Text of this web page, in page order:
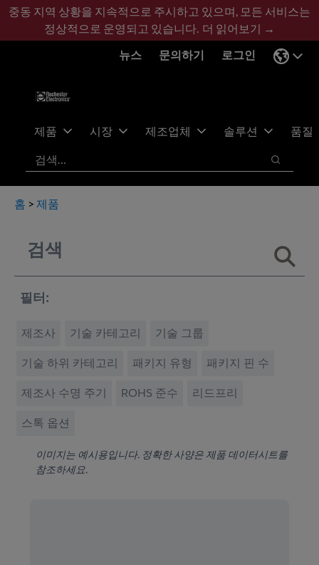
기
콘
바
글
중동 지역 상황을 지속적으로 주시하고 있으며, 모든 서비스는
정상적으로 운영되고 있습니다. 더 읽어보기 →
뉴스
문의하기 로그인
제품 시장 제조업체 솔루션
품질
검색
검색
홈 > 제품
필터:
제조사 기술 카테고리
기술 그룹
기술 하위 카테고리
패키지 유형
패키지 핀 수
제조사 수명 주기
ROHS 준수
리드프리
스톡 옵션
이미지는 예시용입니다. 정확한 사양은 제품 데이터시트를
참조하세요.